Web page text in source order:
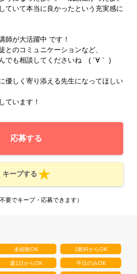
ていて本当に良かったという充実感に
師が大活躍中 です！
とのコミュニケーションなど、
でも相談してくださいね ( ´∀｀ )
優しく寄り添える先生になってほしい
ています！
応募する
キープする
要でキープ・応募できます）
未経験OK 1教科からOK
週1日からOK 平日のみOK